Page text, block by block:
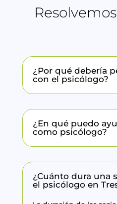
¿Por qué debería
con el psicólogo?
¿En qué puedo
como psicólogo?
¿Cuánto dura una
el psicólogo en